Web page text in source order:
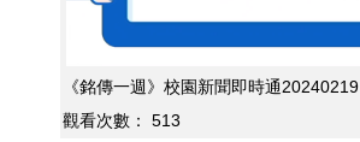
《銘傳一週》校園新聞即時通20240219
觀看次數：
513